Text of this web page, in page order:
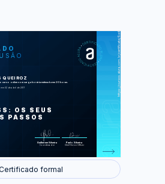
QUEIROZ
curso online com carga horária estimada em 20 horas.
em 02 de abril de 2017
OS SEUS
PASSOS
Guilherme Silveira
Coordenador
Paulo Silveira
Chief Vision Officer
https://cursos.alura.com.br/certificate/9e6d071f-4766-4021-a247-728e8e9bde7e
LAS
Estrutura Básica do HTML
Aplicando estilos com CSS
Elementos estruturais, imagens e
formal